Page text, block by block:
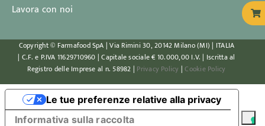
Lavora con noi
Copyright © Farmafood SpA | Via Rimini 30, 20142 Milano (MI) | ITALIA
| C.F. e P.IVA 11629710960 | Capitale sociale € 10.000,00 I.V. | Iscritta al
Registro delle Imprese al n. 58982 | Privacy Policy |Cookie Policy
Informativa sulla raccolta
Le tue preferenze relative alla privacy